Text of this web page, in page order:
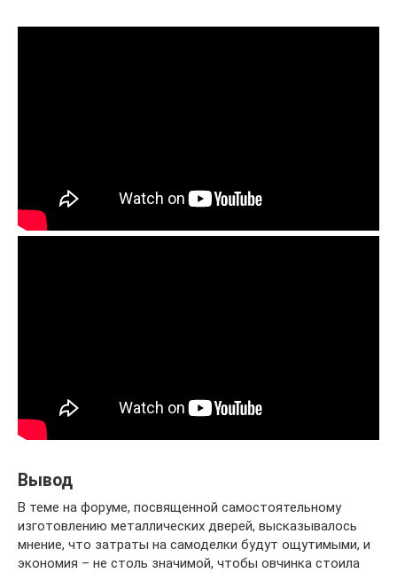
Вывод
В теме на форуме, посвященной самостоятельному
изготовлению металлических дверей, высказывалось
мнение, что затраты на самоделки будут ощутимыми, и
экономия – не столь значимой, чтобы овчинка стоила